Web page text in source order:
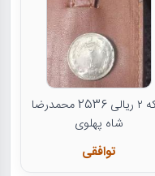
سکه ۲ ریالی 2536 محمدرضا
شاه پهلوی
توافقی